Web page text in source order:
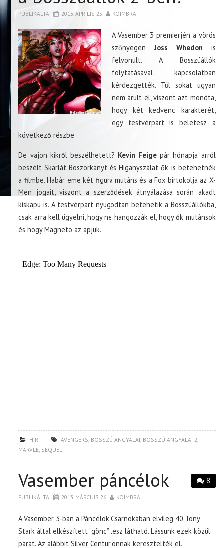
PUBLIKÁLTA 2013. ÁPRILIS 25. KOIMBRA
A Vasember 3 premierjén a vörös
szőnyegen Joss Whedon is
felvonult. A Bosszúállók
folytatásával kapcsolatban
kérdezgették. Túl sokat ugyan
nem árult el, viszont azt mondta,
hogy két kedvenc karakterét,
egy testvérpárt is beletesz a
következő részbe.
De vajon kikről beszélhetett? Kevin Feige pár hónapja arról
beszélt Skarlát Boszorkányt és Higanyszálat ők is betehetnék
a filmbe. Habár eme két figura mutáns és a Fox birtokolja az X-
Men jogait, viszont a szerződések átnyálazása során akadt
kiskapu is. A testvérpárt nyugodtan betehetik a Bosszúállókba,
csak arra kell ügyelni, hogy ne hangozzák el, hogy ők mutánsok
és hogy Magneto az apjuk.
HÍR AVENGERS BOSSZÚ ANGYALAI BOSSZÚ ANGYALAI 2
MARVLE SEQUEL
8
Vasember páncélok
PUBLIKÁLTA 2013. MÁRCIUS 26. KOIMBRA
A Vasember 3-ban a Páncélok Csarnokában elvileg 40 Tony
Stark által elkészített “gönc” lesz látható. Lássunk ezek közül
párat. Az alábbit Silver Centurionnak keresztelték el.